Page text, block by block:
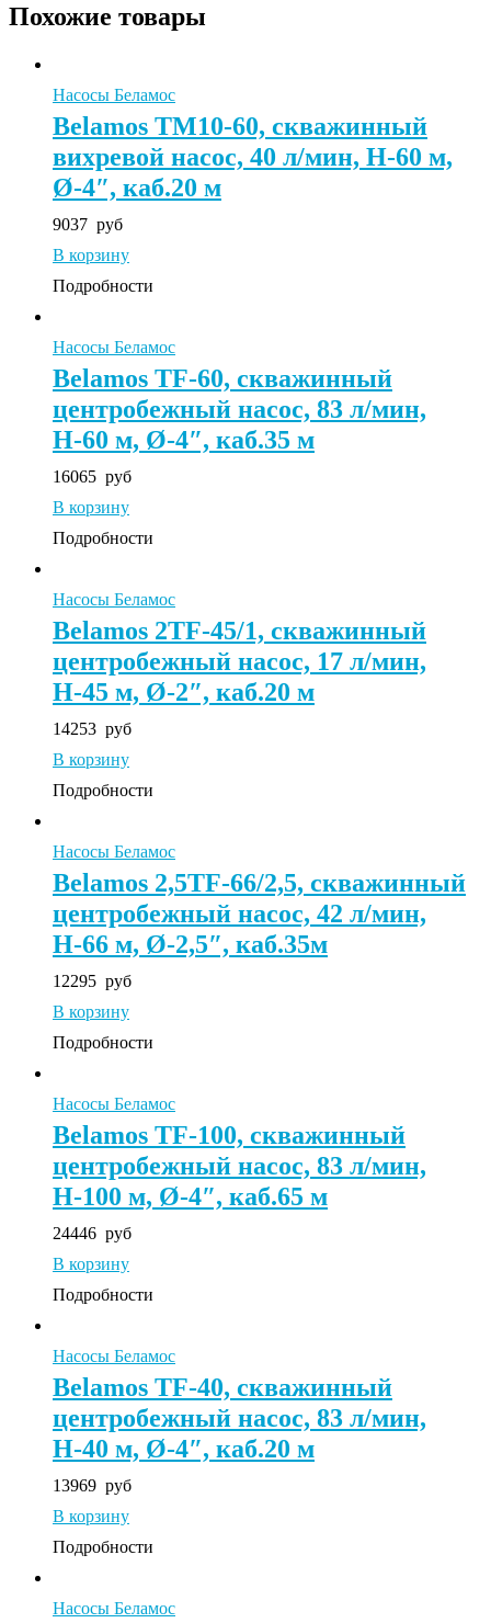
Похожие товары
Насосы Беламос
Belamos ТМ10-60, скважинный
вихревой насос, 40 л/мин, Н-60 м,
Ø-4″, каб.20 м
9037 руб
В корзину
Подробности
Насосы Беламос
Belamos TF-60, скважинный
центробежный насос, 83 л/мин,
Н-60 м, Ø-4″, каб.35 м
16065 руб
В корзину
Подробности
Насосы Беламос
Belamos 2TF-45/1, скважинный
центробежный насос, 17 л/мин,
Н-45 м, Ø-2″, каб.20 м
14253 руб
В корзину
Подробности
Насосы Беламос
Belamos 2,5TF-66/2,5, скважинный
центробежный насос, 42 л/мин,
Н-66 м, Ø-2,5″, каб.35м
12295 руб
В корзину
Подробности
Насосы Беламос
Belamos TF-100, скважинный
центробежный насос, 83 л/мин,
Н-100 м, Ø-4″, каб.65 м
24446 руб
В корзину
Подробности
Насосы Беламос
Belamos TF-40, скважинный
центробежный насос, 83 л/мин,
Н-40 м, Ø-4″, каб.20 м
13969 руб
В корзину
Подробности
Насосы Беламос